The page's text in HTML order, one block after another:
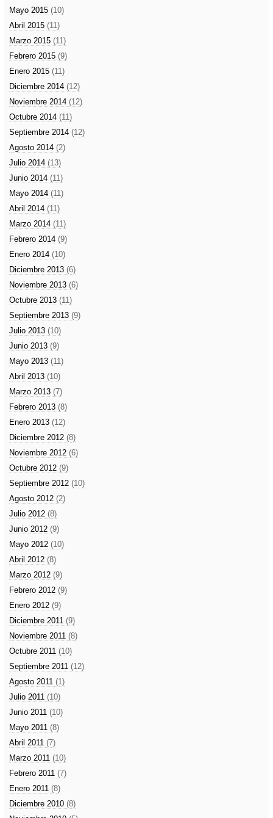
Mayo 2015 (10)
Abril 2015 (11)
Marzo 2015 (11)
Febrero 2015 (9)
Enero 2015 (11)
Diciembre 2014 (12)
Noviembre 2014 (12)
Octubre 2014 (11)
Septiembre 2014 (12)
Agosto 2014 (2)
Julio 2014 (13)
Junio 2014 (11)
Mayo 2014 (11)
Abril 2014 (11)
Marzo 2014 (11)
Febrero 2014 (9)
Enero 2014 (10)
Diciembre 2013 (6)
Noviembre 2013 (6)
Octubre 2013 (11)
Septiembre 2013 (9)
Julio 2013 (10)
Junio 2013 (9)
Mayo 2013 (11)
Abril 2013 (10)
Marzo 2013 (7)
Febrero 2013 (8)
Enero 2013 (12)
Diciembre 2012 (8)
Noviembre 2012 (6)
Octubre 2012 (9)
Septiembre 2012 (10)
Agosto 2012 (2)
Julio 2012 (8)
Junio 2012 (9)
Mayo 2012 (10)
Abril 2012 (8)
Marzo 2012 (9)
Febrero 2012 (9)
Enero 2012 (9)
Diciembre 2011 (9)
Noviembre 2011 (8)
Octubre 2011 (10)
Septiembre 2011 (12)
Agosto 2011 (1)
Julio 2011 (10)
Junio 2011 (10)
Mayo 2011 (8)
Abril 2011 (7)
Marzo 2011 (10)
Febrero 2011 (7)
Enero 2011 (8)
Diciembre 2010 (8)